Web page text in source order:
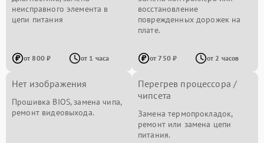
неисправного элемента в
цепи питания
от 800 ₽ от 1 часа
восстановление
поврежденных дорожек на
плате.
от 750 ₽ от 2 часов
Нет изображения
Прошивка BIOS, замена чипа,
ремонт видеовыхода.
Перегрев процессора /
чипсета
Замена термопрокладок,
ремонт или замена цепи
питания.